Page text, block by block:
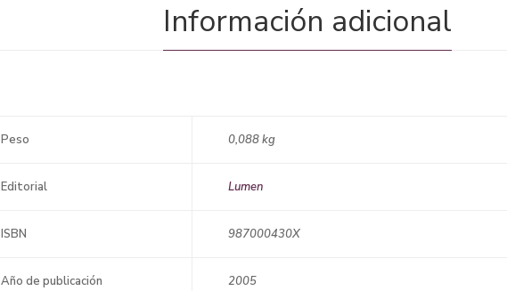
Información adicional
Peso 0,088 kg
Editorial Lumen
ISBN 987000430X
Año de publicación 2005